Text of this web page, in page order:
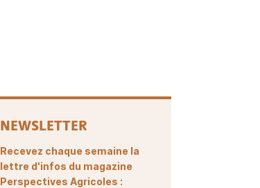
NEWSLETTER
Recevez chaque semaine la
lettre d'infos du magazine
Perspectives Agricoles :